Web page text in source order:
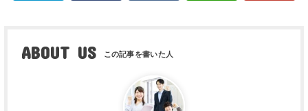
ABOUT US